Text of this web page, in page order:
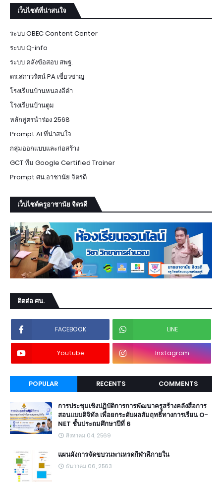
เว็บไซต์ที่น่าสนใจ
ระบบ OBEC Content Center
ระบบ Q-info
ระบบ คลังข้อสอบ สพฐ.
ดร.สกาวรัตน์ PA เชี่ยวชาญ
โรงเรียนบ้านหนองอีดำ
โรงเรียนบ้านตูม
หลักสูตรนำร่อง 2568
Prompt AI ที่น่าสนใจ
กลุ่มออกแบบและก่อสร้าง
GCT ทีม Google Certified Trainer
Prompt ศน.อาชานัย จิตรดี
เว็บไซต์ครูอาชานัย จิตรดี
ติดต่อ ศน.
FACEBOOK LINE
Youtube Instagram
POPULAR RECENTS COMMENTS
การประชุมเชิงปฏิบัติการการพัฒนาครูสร้างคลังสื่อการ
สอนแบบดิจิทัล เพื่อยกระดับผลสัมฤทธิ์ทางการเรียน O-
NET ชั้นประถมศึกษาปีที่ 6
สิงหาคม 04, 2569
แผนผังการจัดขบวนพาเหรดกีฬาสีภายใน
ธันวาคม 06, 2563